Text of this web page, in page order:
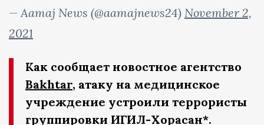
— Aamaj News (@aamajnews24) November 2,
2021
Как сообщает новостное агентство
Bakhtar, атаку на медицинское
учреждение устроили террористы
группировки ИГИЛ-Хорасан*.